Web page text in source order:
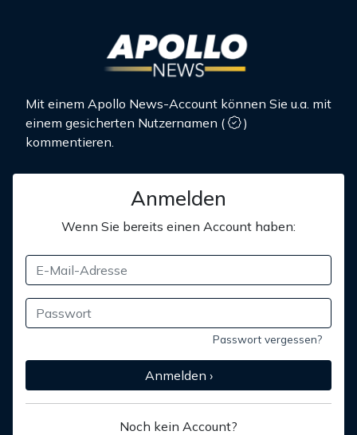
Mit einem Apollo News-Account können Sie u.a. mit
einem gesicherten Nutzernamen (
)
kommentieren.
Anmelden
Wenn Sie bereits einen Account haben:
Passwort vergessen?
Anmelden ›
Noch kein Account?